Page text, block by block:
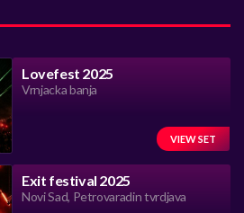
Lovefest 2025
Vrnjacka banja
VIEW SET
Exit festival 2025
Novi Sad, Petrovaradin tvrdjava